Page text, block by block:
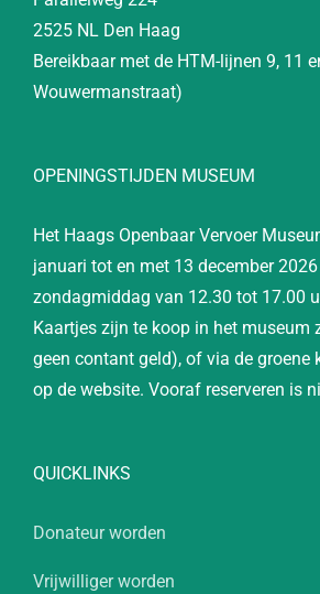
2525 NL Den Haag
Bereikbaar met de HTM-lijnen 9, 11
Wouwermanstraat)
OPENINGSTIJDEN MUSEUM
Het Haags Openbaar Vervoer
januari tot en met 13 december
zondagmiddag van 12.30 tot 17.00
Kaartjes zijn te koop in het museum
geen contant geld), of via de groene
op de website. Vooraf reserveren is
QUICKLINKS
Donateur worden
Vrijwilliger worden